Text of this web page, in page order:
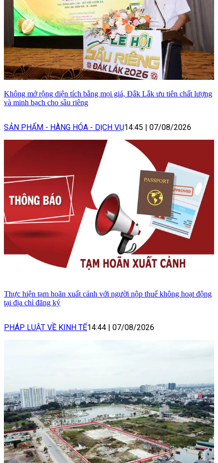
Không mở rộng diện tích bằng mọi giá, Đắk Lắk ưu tiên chất lượng
và minh bạch cho sầu riêng
SẢN PHẨM - HÀNG HÓA - DỊCH VỤ14:45 | 07/08/2026
Thực hiện tạm hoãn xuất cảnh với người nộp thuế không hoạt động
tại địa chỉ đăng ký
PHÁP LUẬT VỀ KINH TẾ14:44 | 07/08/2026